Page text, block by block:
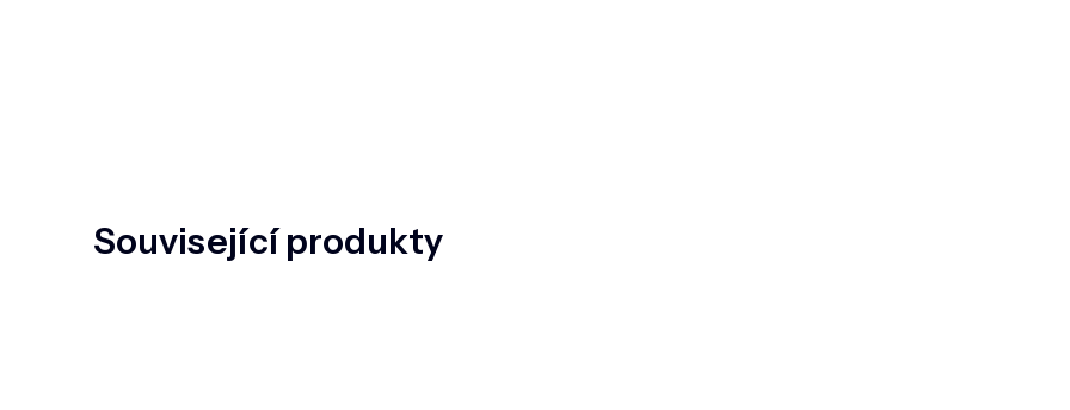
Související produkty